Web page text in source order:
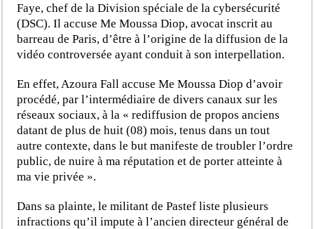
Faye, chef de la Division spéciale de la cybersécurité
(DSC). Il accuse Me Moussa Diop, avocat inscrit au
barreau de Paris, d’être à l’origine de la diffusion de la
vidéo controversée ayant conduit à son interpellation.
En effet, Azoura Fall accuse Me Moussa Diop d’avoir
procédé, par l’intermédiaire de divers canaux sur les
réseaux sociaux, à la « rediffusion de propos anciens
datant de plus de huit (08) mois, tenus dans un tout
autre contexte, dans le but manifeste de troubler l’ordre
public, de nuire à ma réputation et de porter atteinte à
ma vie privée ».
Dans sa plainte, le militant de Pastef liste plusieurs
infractions qu’il impute à l’ancien directeur général de